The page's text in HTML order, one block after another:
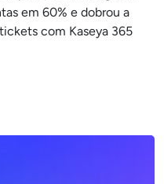
em 60% e dobrou a
com Kaseya 365